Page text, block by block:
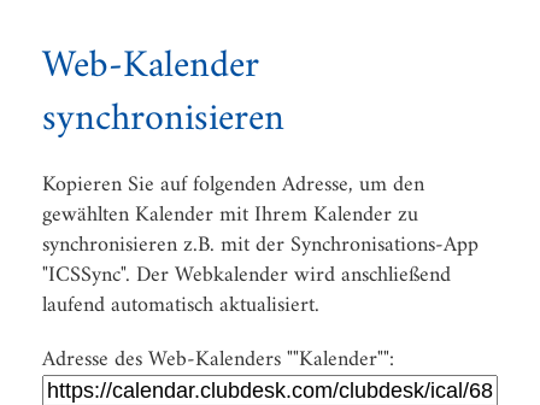
Web-Kalender
synchronisieren
Kopieren Sie auf folgenden Adresse, um den
gewählten Kalender mit Ihrem Kalender zu
synchronisieren z.B. mit der Synchronisations-App
"ICSSync". Der Webkalender wird anschließend
laufend automatisch aktualisiert.
Adresse des Web-Kalenders ""Kalender"":